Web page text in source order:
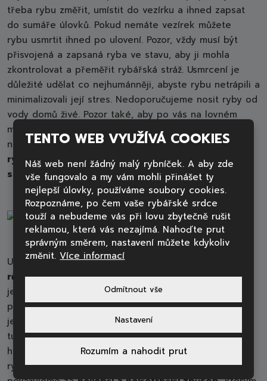
třeba rybu změřit, umístit do vezírku a ihned zapsat
do sumáře úlovků. Pokud nemáte vezírek můžete
rybu usmrtit ihned po ulovení. Pozor, vždy musí být
přisvojená a zapsaná ryba ve stavu, aby ji mohla
zkontrolovat a přeměřit rybářská stráž. Usmrcení je
důležité udělat co nejhumánněji, abyste rybu netrápili a
minimalizovali její stres. Nedoporučujeme nosit ryby od
vody domů živé. Pozor také, aby po vás na lovném
místě nezůstal nepořádek jako větší množství šupin
nebo vnitřnosti. Každý rybář by měl mít na paměti, že
ryba je živý organismus, a proto je potřeba chovat
se k ní s respektem.
Usmrcení ryb je ČR povoleno provádět
různými způsoby.Ve velkýchrybích zpracovnáchjako
je ta naše se nejčastěji používá usmrcení elektrickým
proudem. Dalšími metodami vás nebudeme zatěžovat,
jelikož sportovní rybář si nejlépe vystačí s vhodným
tupým předmětem, kterým provede úder na temeno
hlavy, a nožem, kterým přetne žaberní tepnu. Tím je
ryba okamžitě omráčena a v bezvědomí vykrví. Toto
TENTO WEB VYUŽÍVÁ COOKIES
Náš web není žádný malý rybníček. A aby zde
vše fungovalo a my vám mohli přinášet ty
nejlepší úlovky, používáme soubory cookies.
Rozpoznáme, po čem vaše rybářské srdce
touží a nebudeme vás při lovu zbytečně rušit
reklamou, která vás nezajímá. Nahoďte prut
správným směrem, nastavení můžete kdykoliv
změnit.Více informací
Odmítnout vše
Nastavení
Rozumím a nahodit prut